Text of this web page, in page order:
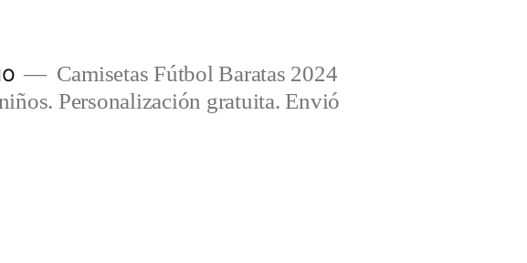
Camisetas Fútbol Baratas 2024
Personalización gratuita. Envió